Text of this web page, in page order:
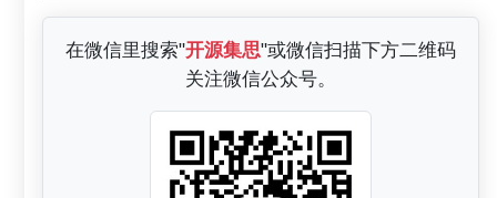
在微信里搜索"开源集思"或微信扫描下方二维码
关注微信公众号。